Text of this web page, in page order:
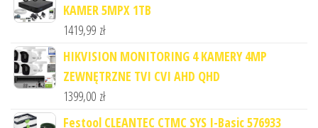
KAMER 5MPX 1TB
1419,99 zł
HIKVISION MONITORING 4 KAMERY 4MP
ZEWNĘTRZNE TVI CVI AHD QHD
1399,00 zł
Festool CLEANTEC CTMC SYS I-Basic 576933